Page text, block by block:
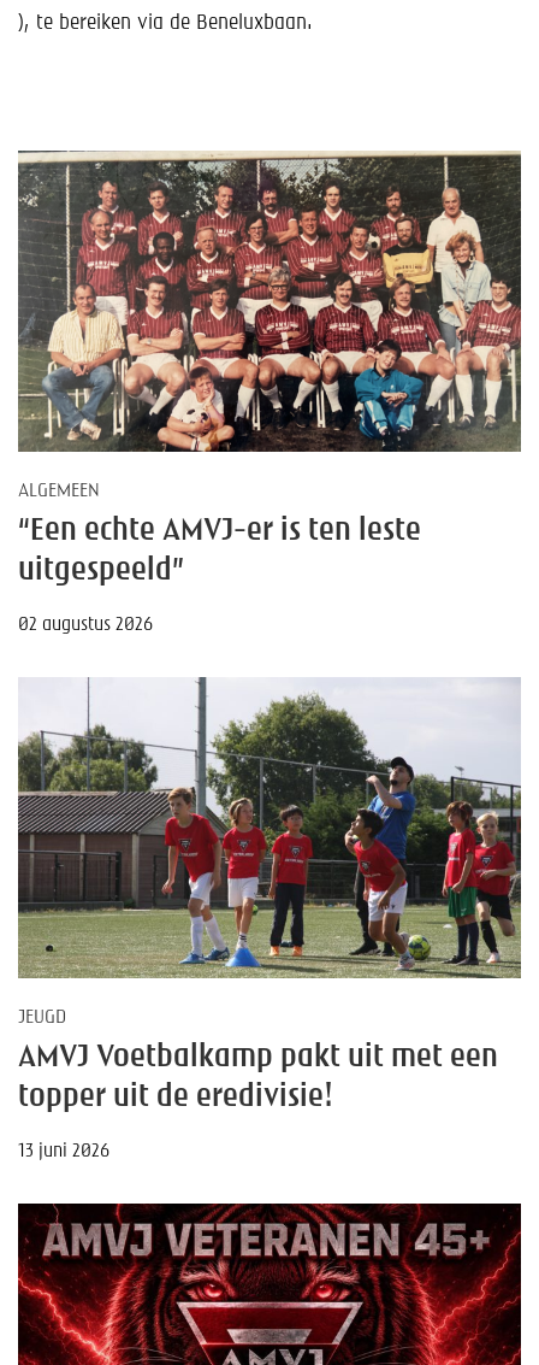
Shop
), te bereiken via de Beneluxbaan.
ALGEMEEN
“Een echte AMVJ-er is ten leste
uitgespeeld”
02 augustus 2026
JEUGD
AMVJ Voetbalkamp pakt uit met een
topper uit de eredivisie!
13 juni 2026